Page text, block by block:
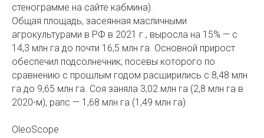
стенограмме на сайте кабмина).
Общая площадь, засеянная масличными
агрокультурами в РФ в 2021 г., выросла на 15% — с
14,3 млн га до почти 16,5 млн га. Основной прирост
обеспечил подсолнечник, посевы которого по
сравнению с прошлым годом расширились с 8,48 млн
га до 9,65 млн га. Соя заняла 3,02 млн га (2,8 млн га в
2020-м), рапс — 1,68 млн га (1,49 млн га).
OleoScope